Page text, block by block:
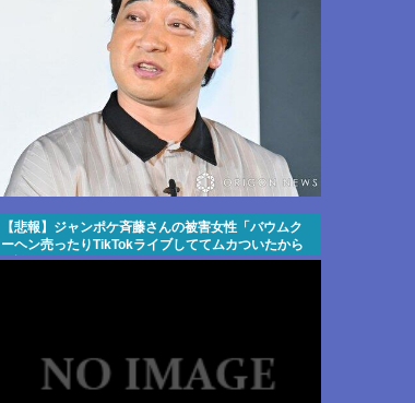
【悲報】ジャンポケ斉藤さんの被害女性「バウムク
ーヘン売ったりTikTokライブしててムカついたから
示談しなかった」・・・・・・・・・